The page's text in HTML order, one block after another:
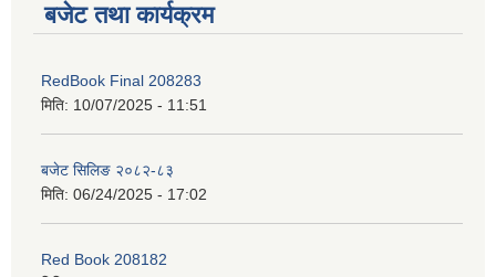
बजेट तथा कार्यक्रम
RedBook Final 208283
मिति: 10/07/2025 - 11:51
बजेट सिलिङ २०८२-८३
मिति: 06/24/2025 - 17:02
Red Book 208182